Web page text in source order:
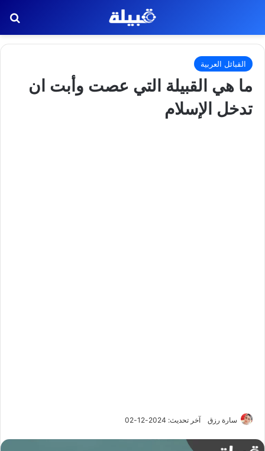
القبائل العربية
ما هي القبيلة التي عصت وأبت ان
تدخل الإسلام
سارة رزق آخر تحديث: 2024-12-02